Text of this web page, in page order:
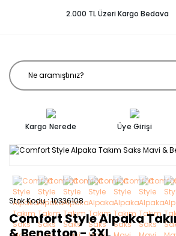
2.000 TL Üzeri Kargo Bedava
Kargo Nerede Üye Girişi
Stok Kodu 10336108
Comfort Style Alpaka